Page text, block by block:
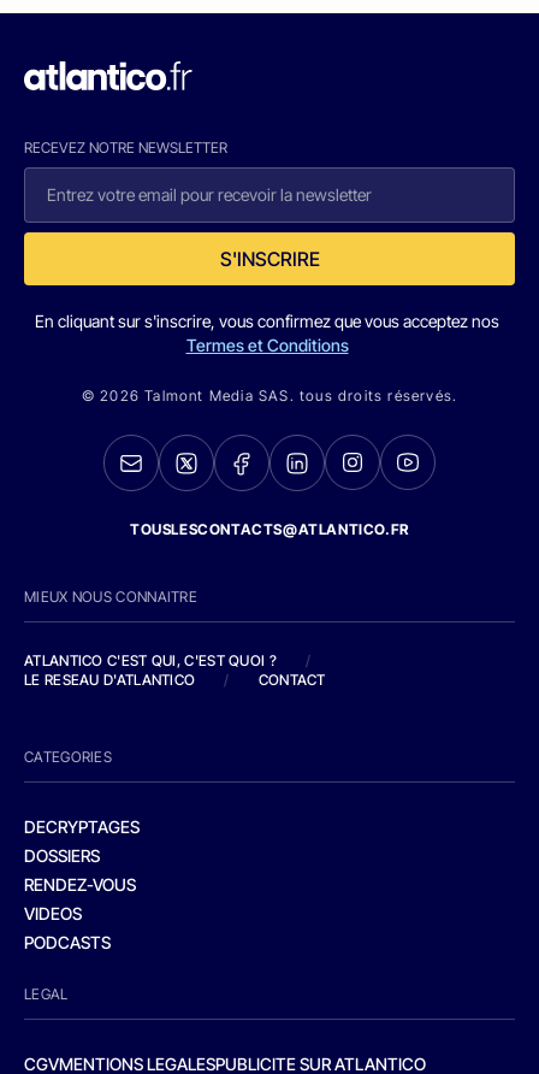
RECEVEZ NOTRE NEWSLETTER
S'INSCRIRE
En cliquant sur s'inscrire, vous confirmez que vous acceptez nos
Termes et Conditions
© 2026 Talmont Media SAS. tous droits réservés.
TOUSLESCONTACTS@ATLANTICO.FR
MIEUX NOUS CONNAITRE
ATLANTICO C'EST QUI, C'EST QUOI ?
/
LE RESEAU D'ATLANTICO
/ CONTACT
CATEGORIES
DECRYPTAGES
DOSSIERS
RENDEZ-VOUS
VIDEOS
PODCASTS
LEGAL
CGVMENTIONS LEGALESPUBLICITE SUR ATLANTICO